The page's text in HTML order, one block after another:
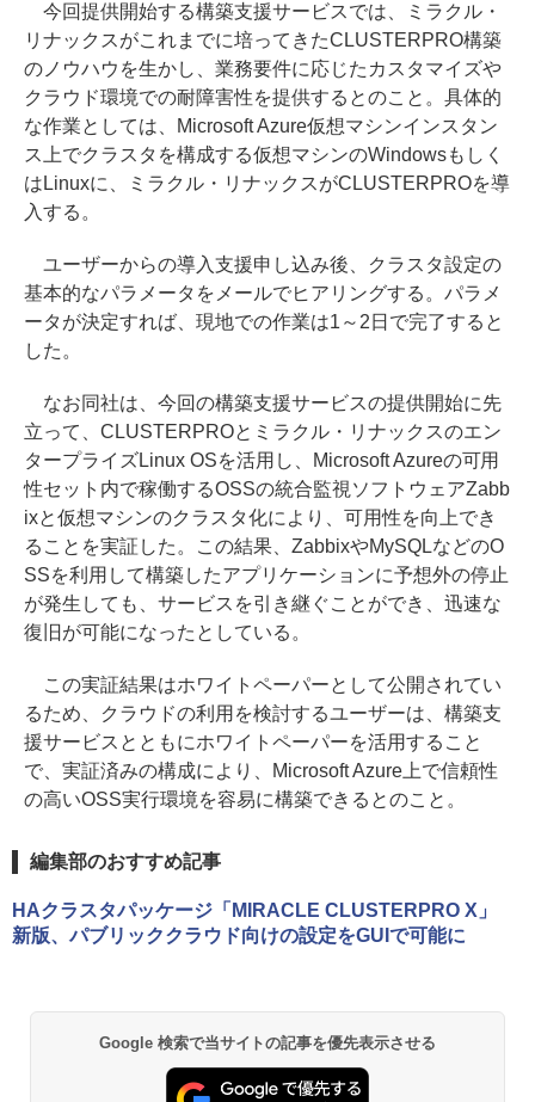
今回提供開始する構築支援サービスでは、ミラクル・
リナックスがこれまでに培ってきたCLUSTERPRO構築
のノウハウを生かし、業務要件に応じたカスタマイズや
クラウド環境での耐障害性を提供するとのこと。具体的
な作業としては、Microsoft Azure仮想マシンインスタン
ス上でクラスタを構成する仮想マシンのWindowsもしく
はLinuxに、ミラクル・リナックスがCLUSTERPROを導
入する。
ユーザーからの導入支援申し込み後、クラスタ設定の
基本的なパラメータをメールでヒアリングする。パラメ
ータが決定すれば、現地での作業は1～2日で完了すると
した。
なお同社は、今回の構築支援サービスの提供開始に先
立って、CLUSTERPROとミラクル・リナックスのエン
タープライズLinux OSを活用し、Microsoft Azureの可用
性セット内で稼働するOSSの統合監視ソフトウェアZabb
ixと仮想マシンのクラスタ化により、可用性を向上でき
ることを実証した。この結果、ZabbixやMySQLなどのO
SSを利用して構築したアプリケーションに予想外の停止
が発生しても、サービスを引き継ぐことができ、迅速な
復旧が可能になったとしている。
この実証結果はホワイトペーパーとして公開されてい
るため、クラウドの利用を検討するユーザーは、構築支
援サービスとともにホワイトペーパーを活用すること
で、実証済みの構成により、Microsoft Azure上で信頼性
の高いOSS実行環境を容易に構築できるとのこと。
編集部のおすすめ記事
HAクラスタパッケージ「MIRACLE CLUSTERPRO X」
新版、パブリッククラウド向けの設定をGUIで可能に
Google 検索で当サイトの記事を優先表示させる